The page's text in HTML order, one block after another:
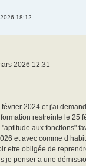
18:12
2026 12:31
2024 et j'ai
restreinte le 25
aux fonctions"
et avec comme d
etre obligée de
je penser a une